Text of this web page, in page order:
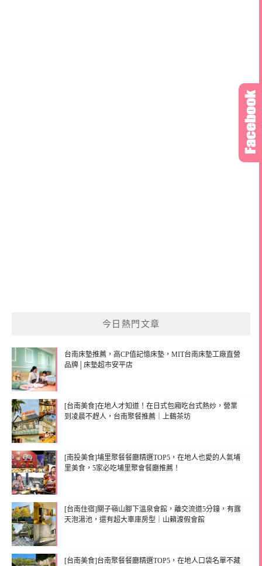
今日熱門文章
台南床墊推薦，高CP值記憶床墊，MIT台南床墊工廠直營
品牌│床墊超市安平店
[台南美食]在地人才知道！在日式包廂吃台式熱炒，營業
到凌晨不趕人，台南聚餐推薦｜上鶴茶坊
[南投美食]埔里聚餐餐廳精選TOP5，在地人也愛的人氣埔
里美食，5家必吃埔里聚會餐廳推薦！
[台南住宿]關子嶺山腳下溫泉會館，離交流道5分鐘，有露
天泡湯池，還有超大車庫房型｜山籟渡假會館
[台南美食]台南聚餐餐廳精選TOP5，在地人口袋名單不藏